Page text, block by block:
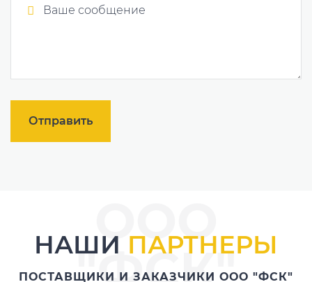
Отправить
НАШИ ПАРТНЕРЫ
ООО
"ФСК"
ПОСТАВЩИКИ И ЗАКАЗЧИКИ ООО "ФСК"